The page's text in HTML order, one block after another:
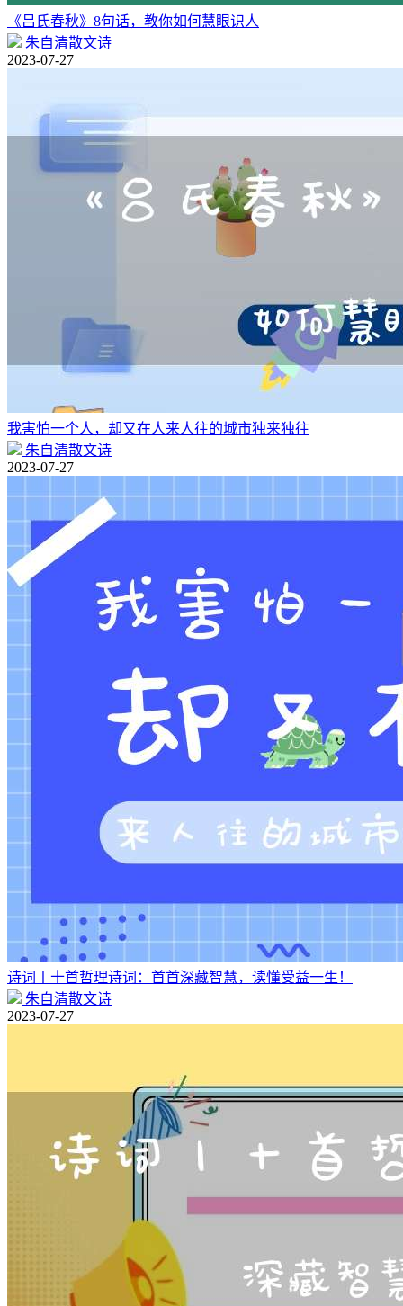
《吕氏春秋》8句话，教你如何慧眼识人
朱自清散文诗
2023-07-27
我害怕一个人，却又在人来人往的城市独来独往
朱自清散文诗
2023-07-27
诗词丨十首哲理诗词：首首深藏智慧，读懂受益一生！
朱自清散文诗
2023-07-27